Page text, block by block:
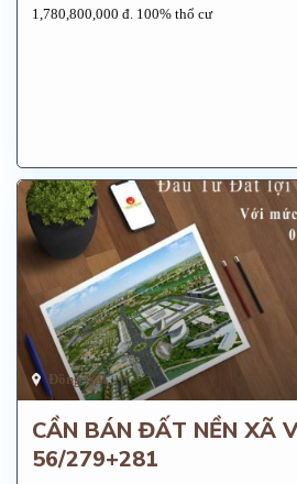
1,780,800,000 đ. 100% thổ cư
Đồng Nai
CẦN BÁN ĐẤT NỀN XÃ
56/279+281